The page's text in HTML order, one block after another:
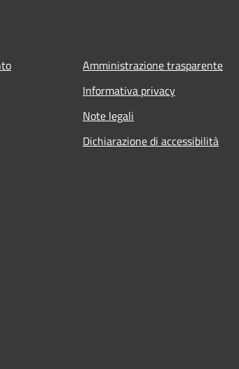
Amministrazione trasparente
Informativa privacy
Note legali
Dichiarazione di accessibilità